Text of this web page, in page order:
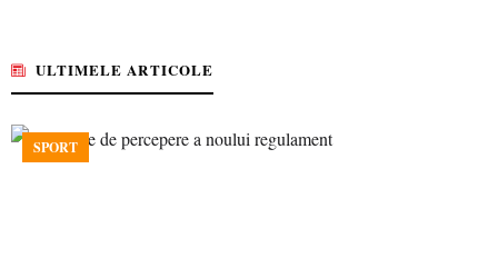
ULTIMELE ARTICOLE
SPORT